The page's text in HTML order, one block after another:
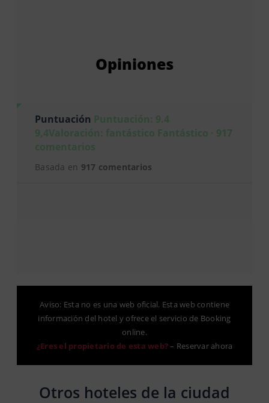
Opiniones
Puntuación Puntuación: 9.4
9,4Valoración: fantástico Fantástico · 917
comentarios
Basada en 917 comentarios
Aviso: Esta no es una web oficial. Esta web contiene
información del hotel y ofrece el servicio de Booking
online.
¿Eres el propietario de esta web?– Reservar ahora
Otros hoteles de la ciudad